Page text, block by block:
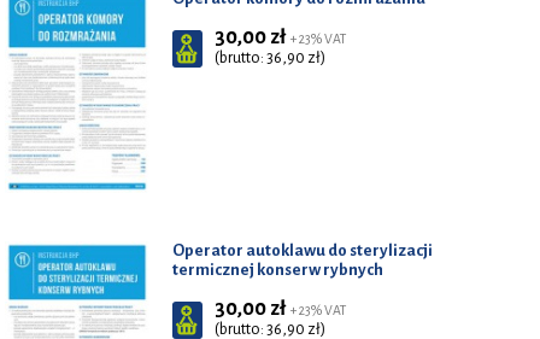
30,00 zł + 23% VAT
(brutto: 36,90 zł)
Operator autoklawu do sterylizacji
termicznej konserw rybnych
30,00 zł + 23% VAT
(brutto: 36,90 zł)